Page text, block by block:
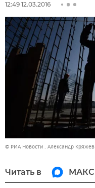
12:49 12.03.2016
© РИА Новости . Александр Кряжев
Читать в МАКС